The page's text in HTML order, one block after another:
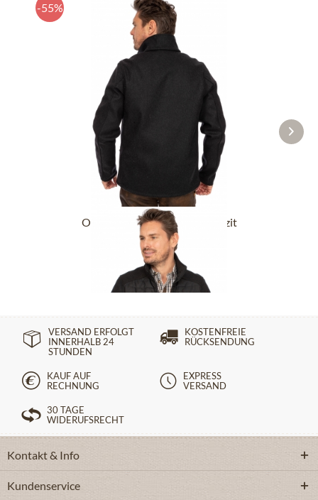
-55%
Outdoorjacke 409801 anthrazit
89,90 € 199,90 €
VERSAND ERFOLGT
INNERHALB 24
STUNDEN
KOSTENFREIE
RÜCKSENDUNG
KAUF AUF
RECHNUNG
EXPRESS
VERSAND
30 TAGE
WIDERUFSRECHT
Kontakt & Info
Kundenservice